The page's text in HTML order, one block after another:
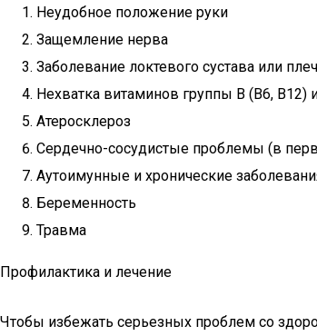
Неудобное положение руки
Защемление нерва
Заболевание локтевого сустава или
Нехватка витаминов группы В (В6, В12)
Атеросклероз
Сердечно-сосудистые проблемы (в
Аутоимунные и хронические
Беременность
Травма
Профилактика и лечение
Чтобы избежать серьезных проблем со